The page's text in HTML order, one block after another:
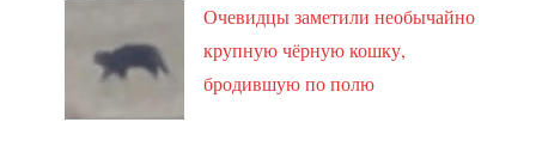
Очевидцы заметили необычайно
крупную чёрную кошку,
бродившую по полю